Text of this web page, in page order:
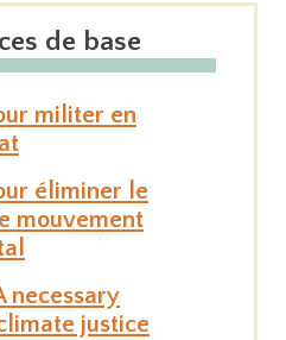
de base
militer en
éliminer le
mouvement
necessary
justice